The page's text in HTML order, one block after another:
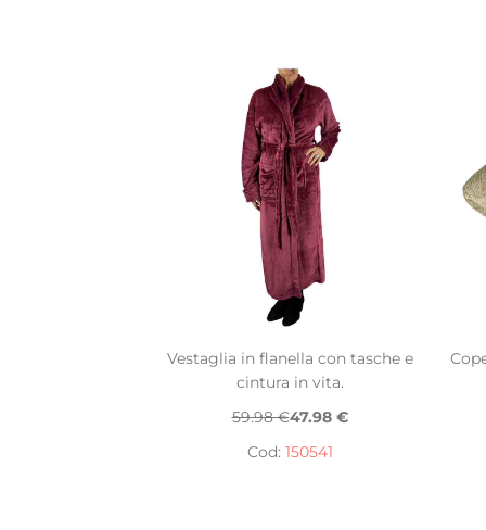
Vestaglia in flanella con tasche e
cintura in vita.
59.98 €47.98 €
Cod: 150541